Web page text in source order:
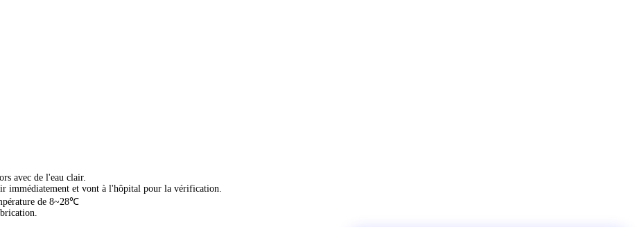
avec de l'eau clair.
immédiatement et vont à l'hôpital pour la vérification.
de 8~28℃